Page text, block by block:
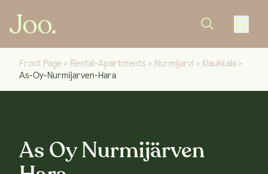
Front Page > Rental-Apartments > Nurmijarvi > Klaukkala >
As-Oy-Nurmijarven-Hara
As Oy Nurmijärven